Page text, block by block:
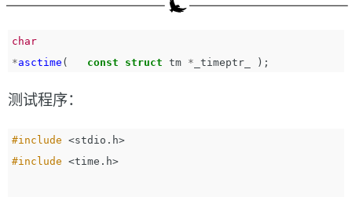
char
*asctime ( const struct tm * _timeptr_ );
测试程序：
#include <stdio.h>
#include <time.h>